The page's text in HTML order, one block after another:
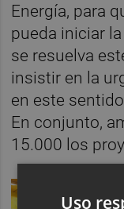
Energía, para
pueda iniciar
se resuelva
insistir en la
en este
En conjunto,
15.000 los
Uso